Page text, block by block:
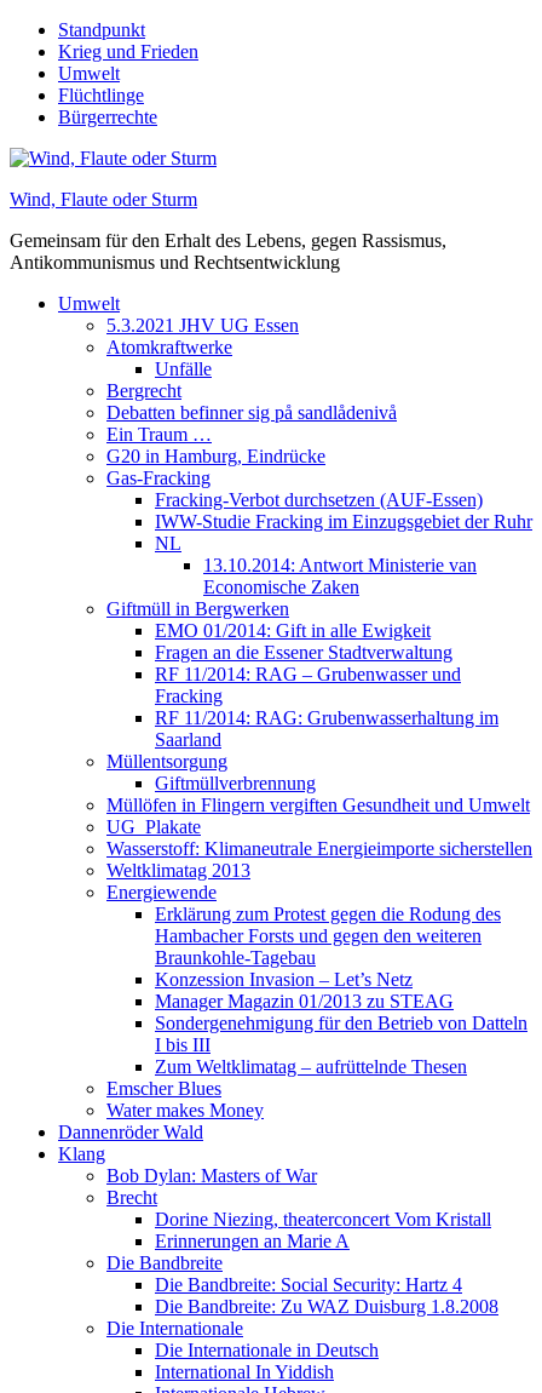
Skip
content
Standpunkt
Krieg und Frieden
Umwelt
Flüchtlinge
Bürgerrechte
Wind, Flaute oder Sturm
Gemeinsam für den Erhalt des Lebens, gegen Rassismus,
Antikommunismus und Rechtsentwicklung
Umwelt
5.3.2021 JHV UG Essen
Atomkraftwerke
Unfälle
Bergrecht
Debatten befinner sig på sandlådenivå
Ein Traum …
G20 in Hamburg, Eindrücke
Gas-Fracking
Fracking-Verbot durchsetzen (AUF-Essen)
IWW-Studie Fracking im Einzugsgebiet der Ruhr
NL
13.10.2014: Antwort Ministerie van
Economische Zaken
Giftmüll in Bergwerken
EMO 01/2014: Gift in alle Ewigkeit
Fragen an die Essener Stadtverwaltung
RF 11/2014: RAG – Grubenwasser und
Fracking
RF 11/2014: RAG: Grubenwasserhaltung im
Saarland
Müllentsorgung
Giftmüllverbrennung
Müllöfen in Flingern vergiften Gesundheit und Umwelt
UG_Plakate
Wasserstoff: Klimaneutrale Energieimporte sicherstellen
Weltklimatag 2013
Energiewende
Erklärung zum Protest gegen die Rodung des
Hambacher Forsts und gegen den weiteren
Braunkohle-Tagebau
Konzession Invasion – Let’s Netz
Manager Magazin 01/2013 zu STEAG
Sondergenehmigung für den Betrieb von Datteln
I bis III
Zum Weltklimatag – aufrüttelnde Thesen
Emscher Blues
Water makes Money
Dannenröder Wald
Klang
Bob Dylan: Masters of War
Brecht
Dorine Niezing, theaterconcert Vom Kristall
Erinnerungen an Marie A
Die Bandbreite
Die Bandbreite: Social Security: Hartz 4
Die Bandbreite: Zu WAZ Duisburg 1.8.2008
Die Internationale
Die Internationale in Deutsch
International In Yiddish